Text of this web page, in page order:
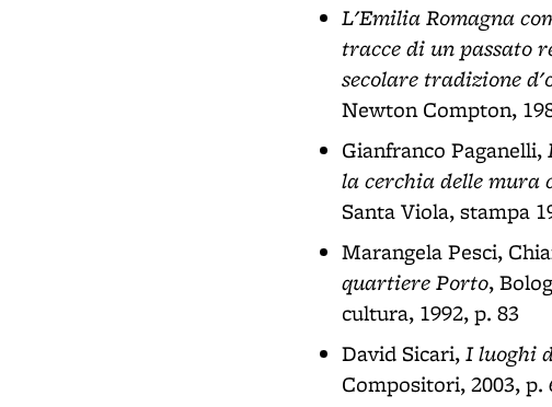
L'Emilia Romagna
tracce di un passato
secolare tradizione
Newton Compton,
Gianfranco Paganelli,
la cerchia delle mura
Santa Viola, stampa
Marangela Pesci,
quartiere Porto,
cultura, 1992, p. 83
David Sicari,I luoghi
Compositori, 2003, p.